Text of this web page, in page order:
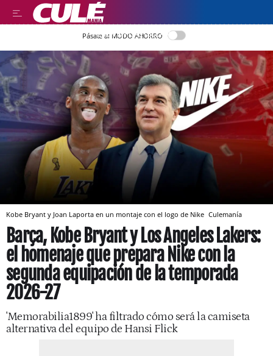
LEER EN CASTELLANO
Pásate al MODO AHORRO
Kobe Bryant y Joan Laporta en un montaje con el logo de Nike Culemanía
Barça, Kobe Bryant y Los Angeles Lakers:
el homenaje que prepara Nike con la
segunda equipación de la temporada
2026-27
'Memorabilia1899' ha filtrado cómo será la camiseta
alternativa del equipo de Hansi Flick